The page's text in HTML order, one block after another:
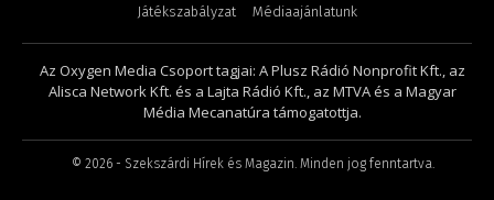
Játékszabályzat
Médiaajánlatunk
Az Oxygen Media Csoport tagjai: A Plusz Rádió Nonprofit Kft., az
Alisca Network Kft. és a Lajta Rádió Kft., az MTVA és a Magyar
Média Mecanatúra támogatottja.
© 2026- Szekszárdi Hírek és Magazin. Minden jog fenntartva.